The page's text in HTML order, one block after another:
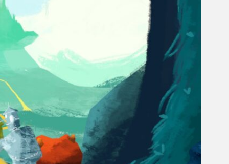
Cari laman web
Gelintar